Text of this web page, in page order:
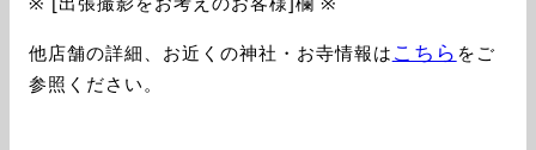
他店舗の詳細、お近くの神社・お寺情報は こちら をご
参照ください。